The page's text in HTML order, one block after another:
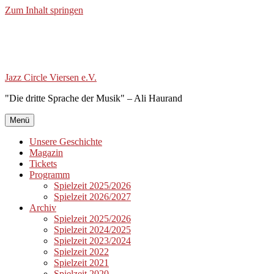
Zum Inhalt springen
Jazz Circle Viersen e.V.
"Die dritte Sprache der Musik" – Ali Haurand
Menü
Unsere Geschichte
Magazin
Tickets
Programm
Spielzeit 2025/2026
Spielzeit 2026/2027
Archiv
Spielzeit 2025/2026
Spielzeit 2024/2025
Spielzeit 2023/2024
Spielzeit 2022
Spielzeit 2021